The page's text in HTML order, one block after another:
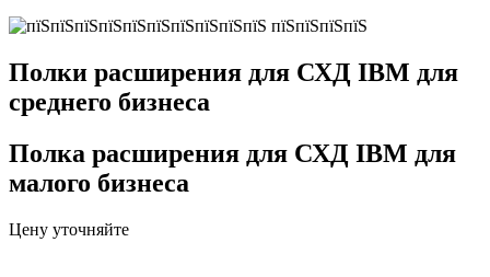
Полки расширения для СХД IBM для
среднего бизнеса
Полка расширения для СХД IBM для
малого бизнеса
Цену уточняйте